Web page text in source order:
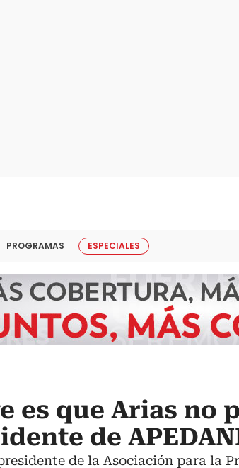
PROGRAMAS ESPECIALES
es que Arias no
de
de la Asociación para la